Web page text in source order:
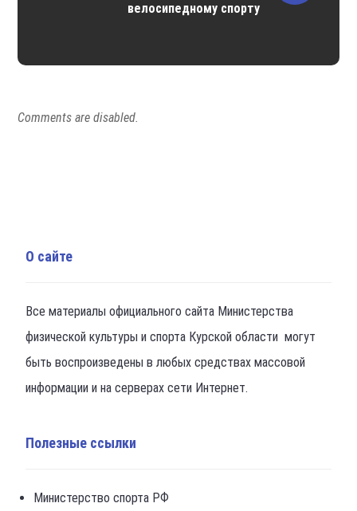
велосипедному спорту
Comments are disabled.
О сайте
Все материалы официального сайта Министерства
физической культуры и спорта Курской области могут
быть воспроизведены в любых средствах массовой
информации и на серверах сети Интернет.
Полезные ссылки
Министерство спорта РФ